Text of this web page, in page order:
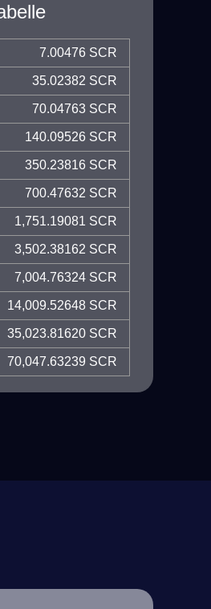
7.00476 SCR
35.02382 SCR
70.04763 SCR
140.09526 SCR
350.23816 SCR
700.47632 SCR
1,751.19081 SCR
3,502.38162 SCR
7,004.76324 SCR
14,009.52648 SCR
35,023.81620 SCR
70,047.63239 SCR